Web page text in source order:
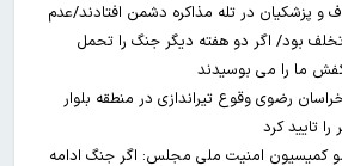
و پزشکیان در تله مذاکره دشمن افتادند/عدم
بود/ اگر دو هفته دیگر جنگ را تحمل
ما را می بوسیدند
رضوی وقوع تیراندازی در منطقه بلوار
کمیسیون امنیت ملی مجلس: اگر جنگ ادامه